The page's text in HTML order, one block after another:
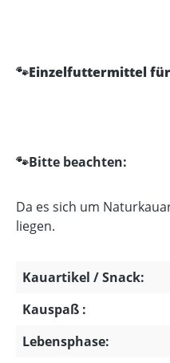
🐾Einzelfuttermittel
🐾Bitte beachten:
Da es sich um
liegen.
Kauartikel / Snack:
Kauspaß :
Lebensphase: